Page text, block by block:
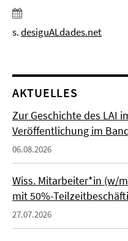
s.desiguALdades.net
AKTUELLES
Zur Geschichte des LAI
Veröffentlichung im
06.08.2026
Wiss. Mitarbeiter*in (w/
mit 50%-
27.07.2026